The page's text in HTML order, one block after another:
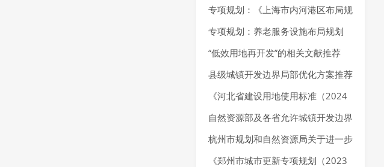
范、技术指南、技术导则
专项规划：《上海市内河港区布局规
划（2025-2035年）》发布
专项规划：养老服务设施布局规划
——最新指南请参考《养老服务设施
布局规划编制技术指南（试行）（2
025年7月）》
“低效用地再开发”的相关文献推荐
县级城镇开发边界局部优化方案推荐
《河北省建设用地使用标准（2024
年版）》发布，确定10大类、55个
行业建设项目用地指标。
自然资源部及各省允许城镇开发边界
局部优化的内容
杭州市规划和自然资源局关于进一步
加强规划资源要素保障推动经济高质
《郑州市城市更新专项规划（2023